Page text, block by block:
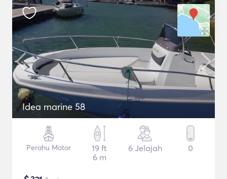
Idea marine 58
Perahu Motor
19 ft
6 m
6 Jelajah 0